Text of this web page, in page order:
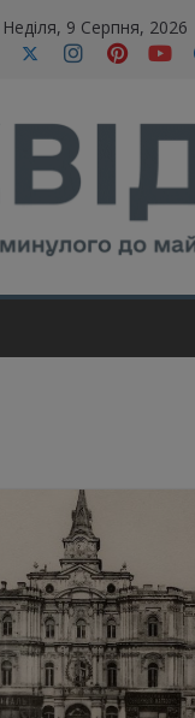
Неділя, 9 Серпня, 2026
modal-check